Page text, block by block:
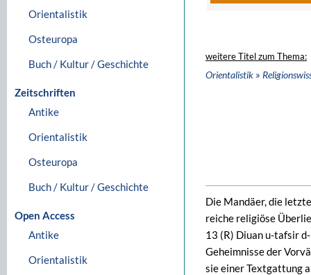
Orientalistik
Osteuropa
Buch / Kultur / Geschichte
Zeitschriften
Antike
Orientalistik
Osteuropa
Buch / Kultur / Geschichte
Open Access
Antike
Orientalistik
weitere Titel zum Thema:
Orientalistik »
Die Mandäer, die
reiche religiöse
13 (R) Diuan u-tafsir
Geheimnisse der
sie einer Textgattung